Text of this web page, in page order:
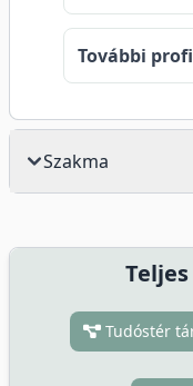
További
Szakma
Tudóstér